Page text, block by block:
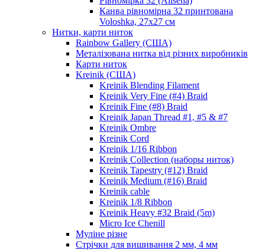
Канва рівномірна 32 принтована
Voloshka, 27х27 см
Нитки, карти ниток
Rainbow Gallery (США)
Металізована нитка від різних виробників
Карти ниток
Kreinik (США)
Kreinik Blending Filament
Kreinik Very Fine (#4) Braid
Kreinik Fine (#8) Braid
Kreinik Japan Thread #1, #5 & #7
Kreinik Ombre
Kreinik Cord
Kreinik 1/16 Ribbon
Kreinik Collection (наборы ниток)
Kreinik Tapestry (#12) Braid
Kreinik Medium (#16) Braid
Kreinik cable
Kreinik 1/8 Ribbon
Kreinik Heavy #32 Braid (5m)
Micro Ice Chenill
Муліне різне
Стрічки для вишивання 2 мм, 4 мм